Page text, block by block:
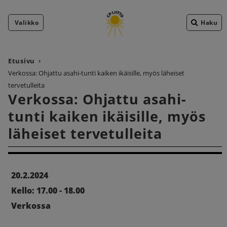
Valikko Haku
Etusivu
Verkossa: Ohjattu asahi-tunti kaiken ikäisille, myös läheiset
tervetulleita
Verkossa: Ohjattu asahi-
tunti kaiken ikäisille, myös
läheiset tervetulleita
20.2.2024
Kello: 17.00 - 18.00
Verkossa